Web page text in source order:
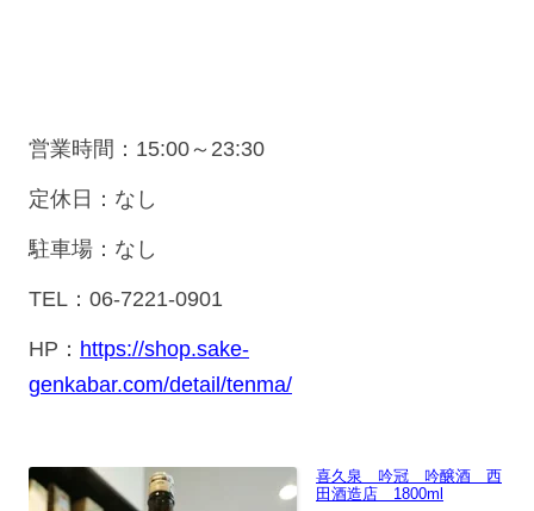
営業時間：15:00～23:30
定休日：なし
駐車場：なし
TEL：06-7221-0901
HP： https://shop.sake-
genkabar.com/detail/tenma/
喜久泉 吟冠 吟醸酒 西
田酒造店 1800ml